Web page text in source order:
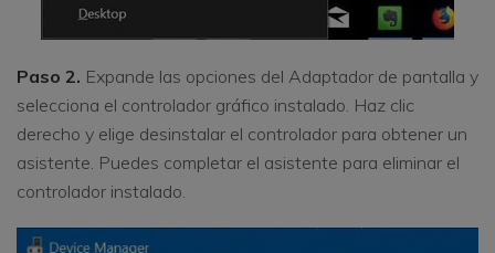
Paso 2. Expande las opciones del Adaptador de pantalla y
selecciona el controlador gráfico instalado. Haz clic
derecho y elige desinstalar el controlador para obtener un
asistente. Puedes completar el asistente para eliminar el
controlador instalado.